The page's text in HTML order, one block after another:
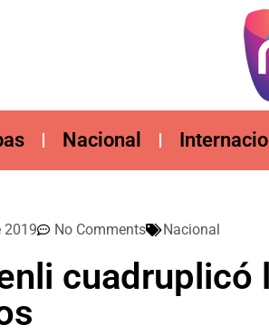
Nacional
2019 No Comments Nacional
cuadruplicó